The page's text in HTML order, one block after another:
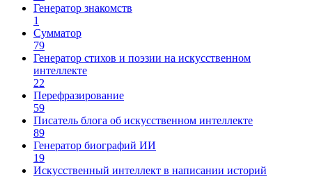
Генератор знакомств
1
Сумматор
79
Генератор стихов и поэзии на искусственном
интеллекте
22
Перефразирование
59
Писатель блога об искусственном интеллекте
89
Генератор биографий ИИ
19
Искусственный интеллект в написании историй